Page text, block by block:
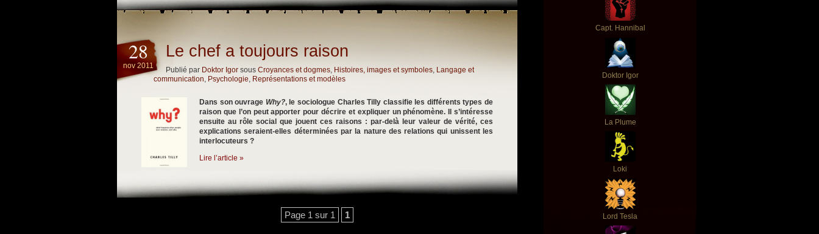
28
nov 2011
Le chef a toujours raison
Publié par Doktor Igor sous Croyances et dogmes, Histoires, images et symboles, Langage et
communication, Psychologie, Représentations et modèles
Dans son ouvrage Why?, le sociologue Charles Tilly classifie les différents types de
raison que l’on peut apporter pour décrire et expliquer un phénomène. Il s’intéresse
ensuite au rôle social que jouent ces raisons : par-delà leur valeur de vérité, ces
explications seraient-elles déterminées par la nature des relations qui unissent les
interlocuteurs ?
Lire l’article »
Page 1 sur 1 1
Capt. Hannibal
Doktor Igor
La Plume
Loki
Lord Tesla